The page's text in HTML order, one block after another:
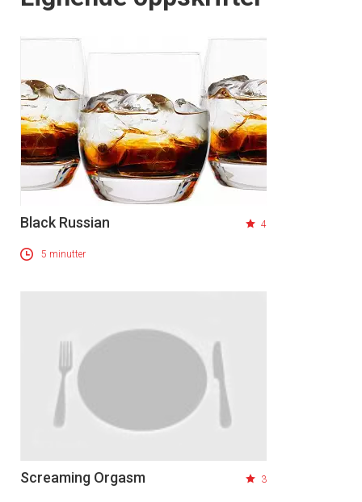
Black Russian 4
5 minutter
Screaming Orgasm 3